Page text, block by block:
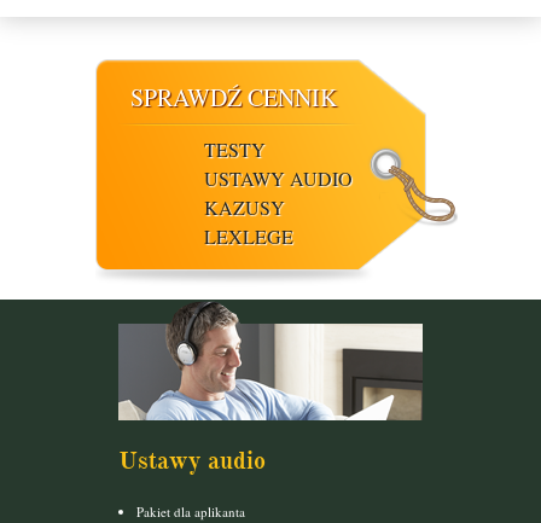
SPRAWDŹ CENNIK
TESTY
USTAWY AUDIO
KAZUSY
LEXLEGE
Ustawy audio
Pakiet dla aplikanta